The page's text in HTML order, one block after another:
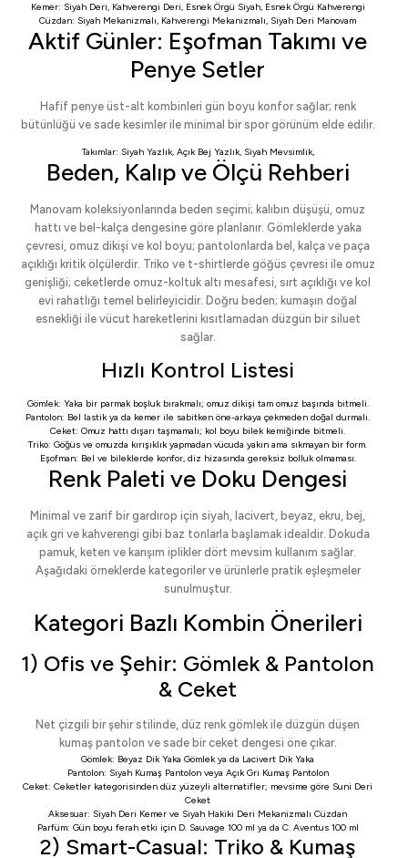
Kemer: Siyah Deri, Kahverengi Deri, Esnek Örgü Siyah, Esnek Örgü Kahverengi
Cüzdan: Siyah Mekanizmalı, Kahverengi Mekanizmalı, Siyah Deri Manovam
Aktif Günler: Eşofman Takımı ve
Penye Setler
Hafif penye üst-alt kombinleri gün boyu konfor sağlar; renk
bütünlüğü ve sade kesimler ile minimal bir spor görünüm elde edilir.
Takımlar: Siyah Yazlık, Açık Bej Yazlık, Siyah Mevsimlik,
Beden, Kalıp ve Ölçü Rehberi
Manovam koleksiyonlarında beden seçimi; kalıbın düşüşü, omuz
hattı ve bel-kalça dengesine göre planlanır. Gömleklerde yaka
çevresi, omuz dikişi ve kol boyu; pantolonlarda bel, kalça ve paça
açıklığı kritik ölçülerdir. Triko ve t-shirtlerde göğüs çevresi ile omuz
genişliği; ceketlerde omuz-koltuk altı mesafesi, sırt açıklığı ve kol
evi rahatlığı temel belirleyicidir. Doğru beden; kumaşın doğal
esnekliği ile vücut hareketlerini kısıtlamadan düzgün bir siluet
sağlar.
Hızlı Kontrol Listesi
Gömlek: Yaka bir parmak boşluk bırakmalı; omuz dikişi tam omuz başında bitmeli.
Pantolon: Bel lastik ya da kemer ile sabitken öne-arkaya çekmeden doğal durmalı.
Ceket: Omuz hattı dışarı taşmamalı; kol boyu bilek kemiğinde bitmeli.
Triko: Göğüs ve omuzda kırışıklık yapmadan vücuda yakın ama sıkmayan bir form.
Eşofman: Bel ve bileklerde konfor, diz hizasında gereksiz bolluk olmaması.
Renk Paleti ve Doku Dengesi
Minimal ve zarif bir gardırop için siyah, lacivert, beyaz, ekru, bej,
açık gri ve kahverengi gibi baz tonlarla başlamak idealdir. Dokuda
pamuk, keten ve karışım iplikler dört mevsim kullanım sağlar.
Aşağıdaki örneklerde kategoriler ve ürünlerle pratik eşleşmeler
sunulmuştur.
Kategori Bazlı Kombin Önerileri
1) Ofis ve Şehir: Gömlek & Pantolon
& Ceket
Net çizgili bir şehir stilinde, düz renk gömlek ile düzgün düşen
kumaş pantolon ve sade bir ceket dengesi öne çıkar.
Gömlek: Beyaz Dik Yaka Gömlek ya da Lacivert Dik Yaka
Pantolon: Siyah Kumaş Pantolonveya Açık Gri Kumaş Pantolon
Ceket: Ceketler kategorisinden düz yüzeyli alternatifler; mevsime göre Suni Deri
Ceket
Aksesuar: Siyah Deri Kemer ve Siyah Hakiki Deri Mekanizmalı Cüzdan
Parfüm: Gün boyu ferah etki için D. Sauvage 100 ml ya da C. Aventus 100 ml
2) Smart-Casual: Triko & Kumaş